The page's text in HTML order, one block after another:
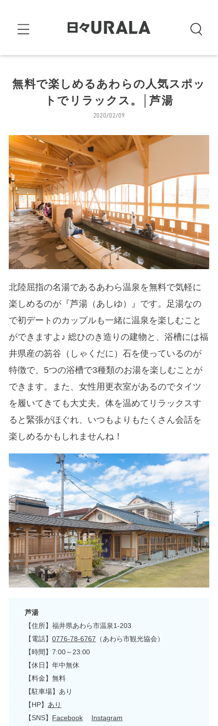
無料で楽しめるあわらの人気スポッ
トでリラックス。│芦湯
2020/02/09
北陸屈指の名湯であるあわら温泉を無料で気軽に
楽しめるのが『芦湯（あしゆ）』です。足湯なの
で初デートのカップルも一緒に温泉を楽しむこと
ができますよ♪ 総ひのき造りの建物と、浴槽には福
井県産の笏谷（しゃくだに）石を使っているのが
特徴で、5つの浴槽で3種類のお湯を楽しむことが
できます。また、女性用更衣室があるのでタイツ
を履いてきても大丈夫。体を温めてリラックスす
ると緊張がほぐれ、いつもよりもたくさん会話を
楽しめるかもしれませんね！
芦湯
【住所】福井県あわら市温泉1-203
【電話】0776-78-6767 （あわら市観光協会）
【時間】7:00～23:00
【休日】年中無休
【料金】無料
【駐車場】あり
【HP】 あり
【SNS】 Facebook Instagram